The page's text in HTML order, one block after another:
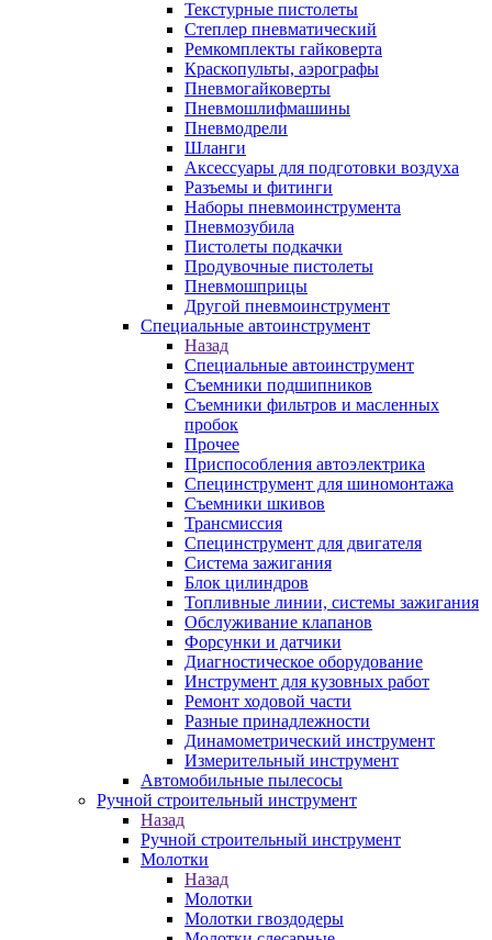
Текстурные пистолеты
Степлер пневматический
Ремкомплекты гайковерта
Краскопульты, аэрографы
Пневмогайковерты
Пневмошлифмашины
Пневмодрели
Шланги
Аксессуары для подготовки воздуха
Разъемы и фитинги
Наборы пневмоинструмента
Пневмозубила
Пистолеты подкачки
Продувочные пистолеты
Пневмошприцы
Другой пневмоинструмент
Специальные автоинструмент
Назад
Специальные автоинструмент
Съемники подшипников
Съемники фильтров и масленных
пробок
Прочее
Приспособления автоэлектрика
Специнструмент для шиномонтажа
Съемники шкивов
Трансмиссия
Специнструмент для двигателя
Система зажигания
Блок цилиндров
Топливные линии, системы зажигания
Обслуживание клапанов
Форсунки и датчики
Диагностическое оборудование
Инструмент для кузовных работ
Ремонт ходовой части
Разные принадлежности
Динамометрический инструмент
Измерительный инструмент
Автомобильные пылесосы
Ручной строительный инструмент
Назад
Ручной строительный инструмент
Молотки
Назад
Молотки
Молотки гвоздодеры